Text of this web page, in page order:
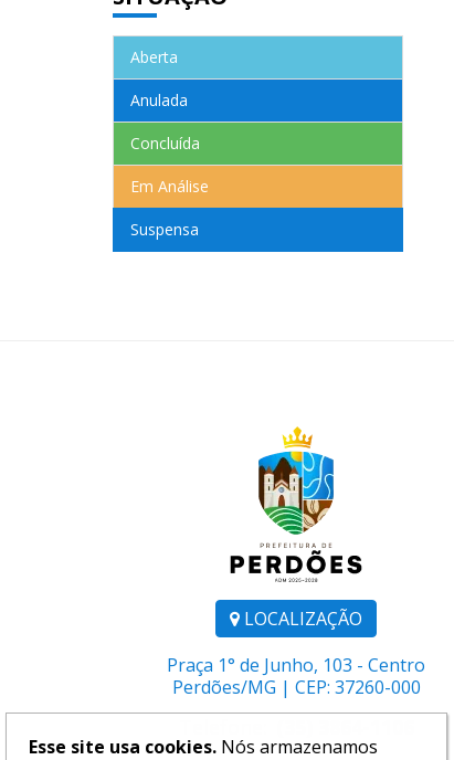
Aberta
Anulada
Concluída
Em Análise
Suspensa
LOCALIZAÇÃO
Praça 1° de Junho, 103 - Centro
Perdões/MG | CEP: 37260-000
Esse site usa cookies. Nós armazenamos